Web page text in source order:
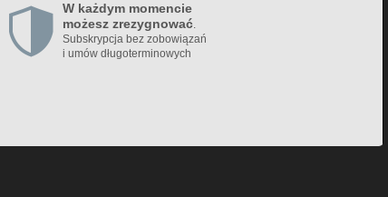
W każdym momencie
możesz zrezygnować.
Subskrypcja bez zobowiązań
i umów długoterminowych